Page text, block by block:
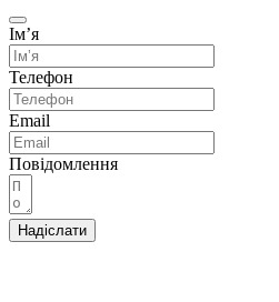
Імʼя
Телефон
Email
Повідомлення
Надіслати